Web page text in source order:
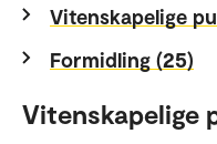
Vitenskapelige
Formidling (25)
Vitenskapelige